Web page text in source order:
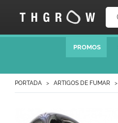
PROMOS
PORTADA ARTIGOS DE FUMAR